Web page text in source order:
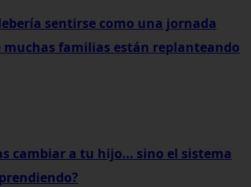
sentirse como una jornada
muchas familias están replanteando
cambiar a tu hijo… sino el sistema